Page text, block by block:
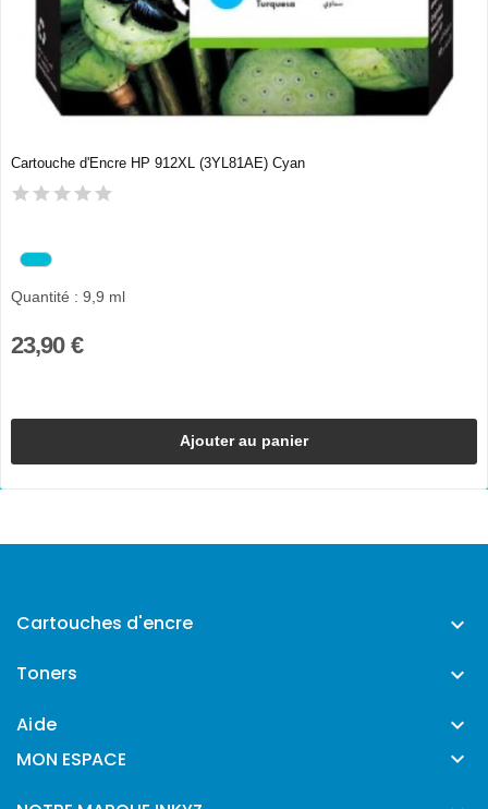
Cartouche d'Encre HP 912XL (3YL81AE) Cyan
Quantité : 9,9 ml
23,90 €
Ajouter au panier
Cartouches d'encre 
Toners 
Aide 
MON ESPACE 